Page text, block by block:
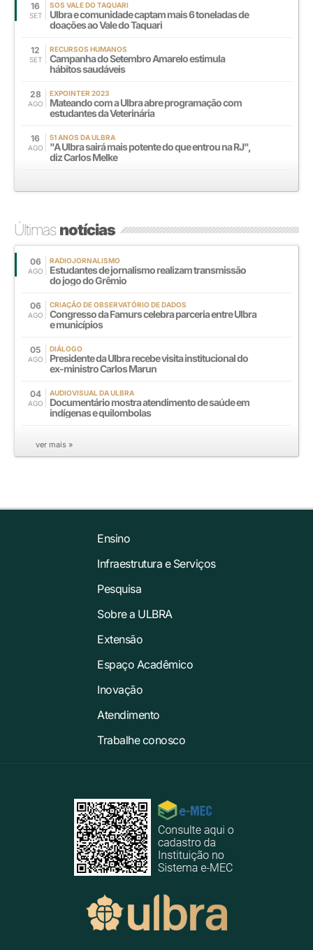
16
SET
SOS VALE DO TAQUARI
Ulbra e comunidade captam mais 6 toneladas de
doações ao Vale do Taquari
12
SET
RECURSOS HUMANOS
Campanha do Setembro Amarelo estimula
hábitos saudáveis
28
AGO
EXPOINTER 2023
Mateando com a Ulbra abre programação com
estudantes da Veterinária
16
AGO
51 ANOS DA ULBRA
"A Ulbra sairá mais potente do que entrou na RJ",
diz Carlos Melke
Últimasnotícias
06
AGO
RADIOJORNALISMO
Estudantes de jornalismo realizam transmissão
do jogo do Grêmio
06
AGO
CRIAÇÃO DE OBSERVATÓRIO DE DADOS
Congresso da Famurs celebra parceria entre Ulbra
e municípios
05
AGO
DIÁLOGO
Presidente da Ulbra recebe visita institucional do
ex-ministro Carlos Marun
04
AGO
AUDIOVISUAL DA ULBRA
Documentário mostra atendimento de saúde em
indígenas e quilombolas
ver mais »
Ensino
Infraestrutura e Serviços
Pesquisa
Sobre a ULBRA
Extensão
Espaço Acadêmico
Inovação
Atendimento
Trabalhe conosco